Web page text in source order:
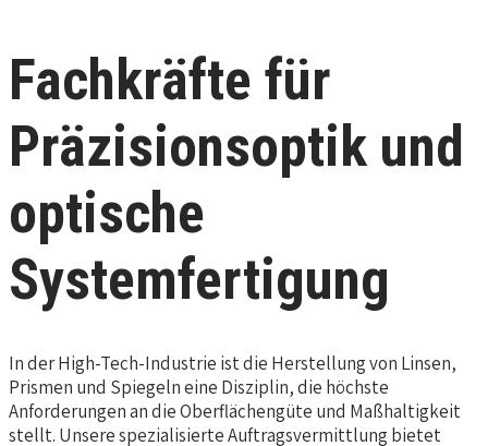
Fachkräfte für
Präzisionsoptik und
optische
Systemfertigung
In der High-Tech-Industrie ist die Herstellung von Linsen,
Prismen und Spiegeln eine Disziplin, die höchste
Anforderungen an die Oberflächengüte und Maßhaltigkeit
stellt. Unsere spezialisierte Auftragsvermittlung bietet